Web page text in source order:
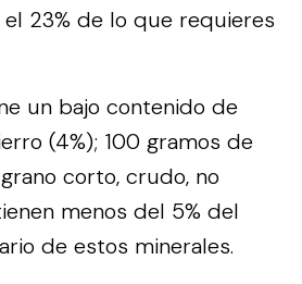
23% de lo que requieres
un bajo contenido de
(4%); 100 gramos de
corto, crudo, no
menos del 5% del
de estos minerales.